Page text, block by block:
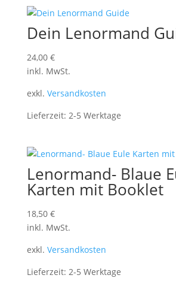
Dein Lenormand
24,00 €
inkl. MwSt.
exkl. Versandkosten
Lieferzeit: 2-5 Werktage
Lenormand- Blaue
Karten mit Booklet
18,50 €
inkl. MwSt.
exkl. Versandkosten
Lieferzeit: 2-5 Werktage